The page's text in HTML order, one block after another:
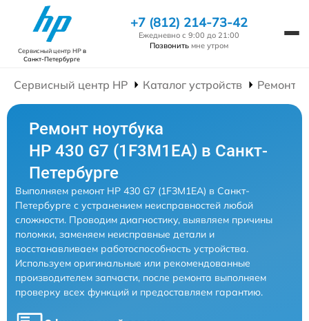
Сервисный центр HPв
Санкт-Петербурге
+7 (812) 214-73-42
Ежедневно с 9:00 до 21:00
Позвонить мне утром
Сервисный центр HP Каталог устройств Ремонт
Ремонт ноутбука
HP 430 G7 (1F3M1EA) в Санкт-
Петербурге
Выполняем ремонт HP 430 G7 (1F3M1EA) в Санкт-
Петербурге с устранением неисправностей любой
сложности. Проводим диагностику, выявляем причины
поломки, заменяем неисправные детали и
восстанавливаем работоспособность устройства.
Используем оригинальные или рекомендованные
производителем запчасти, после ремонта выполняем
проверку всех функций и предоставляем гарантию.